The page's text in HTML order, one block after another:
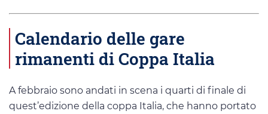
Calendario delle gare
rimanenti di Coppa Italia
A febbraio sono andati in scena i quarti di finale di
quest’edizione della coppa Italia, che hanno portato